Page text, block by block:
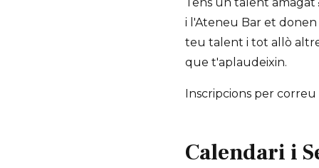
i l'Ateneu Bar et
teu talent i tot allò
que t'aplaudeixin.
Inscripcions per
Calendari i